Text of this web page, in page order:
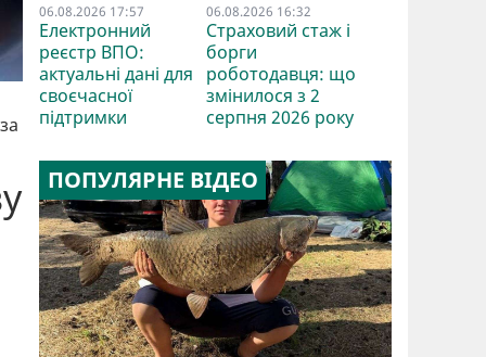
06.08.2026 17:57
Електронний
реєстр ВПО:
актуальні дані для
своєчасної
підтримки
06.08.2026 16:32
Страховий стаж і
борги
роботодавця: що
змінилося з 2
серпня 2026 року
ПОПУЛЯРНЕ ВІДЕО